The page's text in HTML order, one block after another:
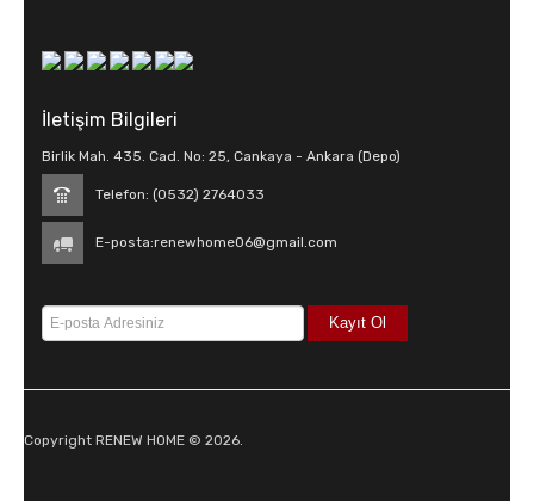
İletişim Bilgileri
Birlik Mah. 435. Cad. No: 25, Cankaya - Ankara (Depo)
Telefon: (0532) 2764033
E-posta:renewhome06@gmail.com
Copyright RENEW HOME © 2026.